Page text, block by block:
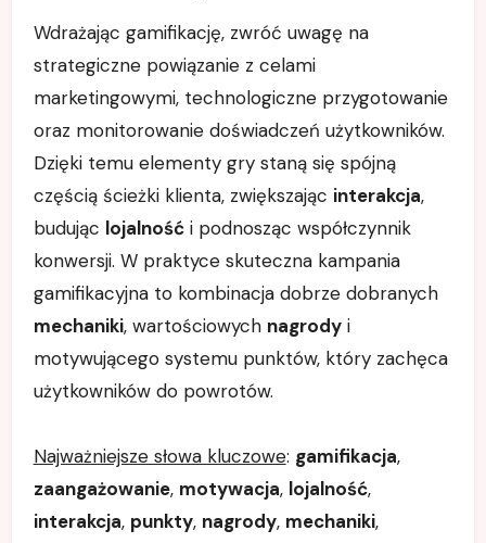
Wdrażając gamifikację, zwróć uwagę na
strategiczne powiązanie z celami
marketingowymi, technologiczne przygotowanie
oraz monitorowanie doświadczeń użytkowników.
Dzięki temu elementy gry staną się spójną
częścią ścieżki klienta, zwiększając interakcja,
budując lojalnośći podnosząc współczynnik
konwersji. W praktyce skuteczna kampania
gamifikacyjna to kombinacja dobrze dobranych
mechaniki, wartościowych nagrodyi
motywującego systemu punktów, który zachęca
użytkowników do powrotów.
Najważniejsze słowa kluczowe: gamifikacja,
zaangażowanie, motywacja, lojalność,
interakcja, punkty, nagrody, mechaniki,